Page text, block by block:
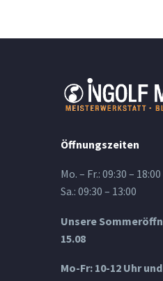
Öffnungszeiten
Mo. – Fr.: 09:30 – 18:00
Sa.: 09:30 – 13:00
Unsere
15.08
Mo-Fr: 10-12 Uhr